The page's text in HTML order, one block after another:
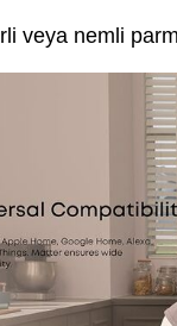
veya nemli